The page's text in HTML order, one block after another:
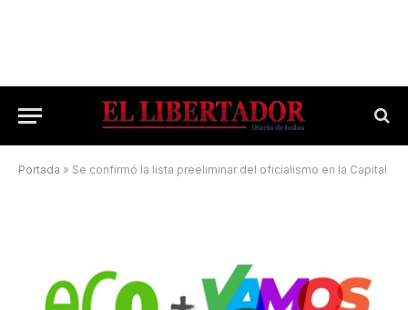
Portada » Se confirmó la lista preeliminar del oficialismo en la Capital